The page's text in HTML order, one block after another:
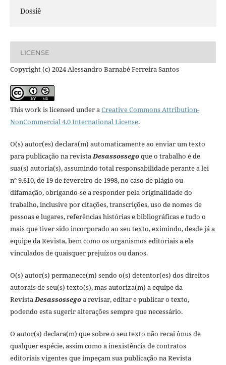
Dossiê
LICENSE
Copyright (c) 2024 Alessandro Barnabé Ferreira Santos
This work is licensed under aCreative Commons Attribution-
NonCommercial 4.0 International License.
O(s) autor(es) declara(m) automaticamente ao enviar um texto
para publicação na revistaDesassossegoque o trabalho é de
sua(s) autoria(s), assumindo total responsabilidade perante a lei
nº 9.610, de 19 de fevereiro de 1998, no caso de plágio ou
difamação, obrigando-se a responder pela originalidade do
trabalho, inclusive por citações, transcrições, uso de nomes de
pessoas e lugares, referências histórias e bibliográficas e tudo o
mais que tiver sido incorporado ao seu texto, eximindo, desde já a
equipe da Revista, bem como os organismos editoriais a ela
vinculados de quaisquer prejuízos ou danos.
O(s) autor(s) permanece(m) sendo o(s) detentor(es) dos direitos
autorais de seu(s) texto(s), mas autoriza(m) a equipe da
RevistaDesassossegoa revisar, editar e publicar o texto,
podendo esta sugerir alterações sempre que necessário.
O autor(s) declara(m) que sobre o seu texto não recai ônus de
qualquer espécie, assim como a inexistência de contratos
editoriais vigentes que impeçam sua publicação na Revista